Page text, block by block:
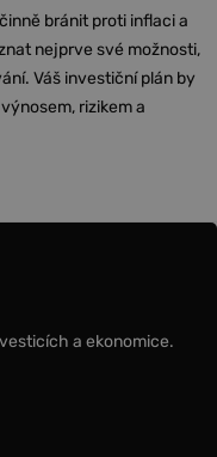
bránit proti inflaci a
nejprve své možnosti,
Váš investiční plán by
rizikem a
a ekonomice.